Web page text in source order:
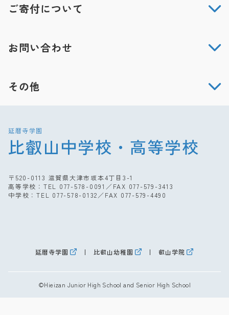
ご寄付について
お問い合わせ
その他
延暦寺学園
比叡山中学校・高等学校
〒520-0113 滋賀県大津市坂本4丁目3-1
高等学校：TEL 077-578-0091 ／FAX 077-579-3413
中学校：TEL 077-578-0132 ／FAX 077-579-4490
延暦寺学園 比叡山幼稚園 叡山学院
©Hieizan Junior High School and Senior High School